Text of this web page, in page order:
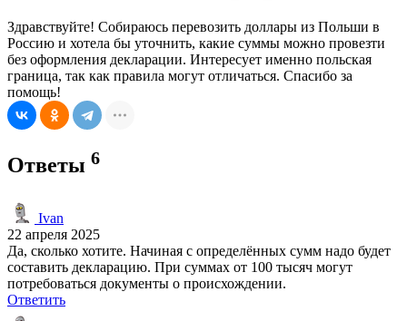
Здравствуйте! Собираюсь перевозить доллары из Польши в
Россию и хотела бы уточнить, какие суммы можно провезти
без оформления декларации. Интересует именно польская
граница, так как правила могут отличаться. Спасибо за
помощь!
Ответы 6
Ivan
22 апреля 2025
Да, сколько хотите. Начиная с определённых сумм надо будет
составить декларацию. При суммах от 100 тысяч могут
потребоваться документы о происхождении.
Ответить